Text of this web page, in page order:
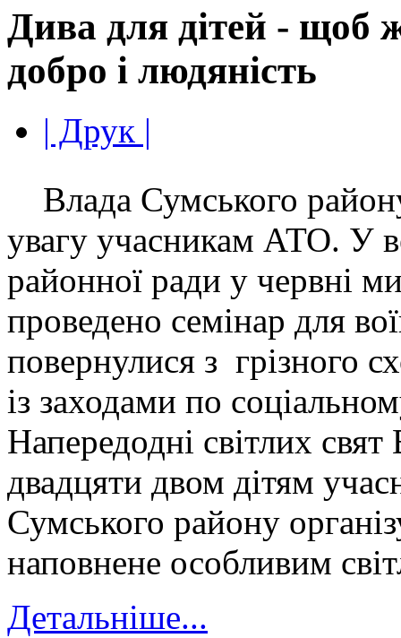
Дива для дітей - щоб
добро і людяність
| Друк |
Влада Сумського
увагу учасникам АТО. У
районної ради у червні
проведено семінар для
повернулися з грізного
із заходами по
Напередодні світлих
двадцяти двом дітям
Сумського району
наповнене особливим
Детальніше...